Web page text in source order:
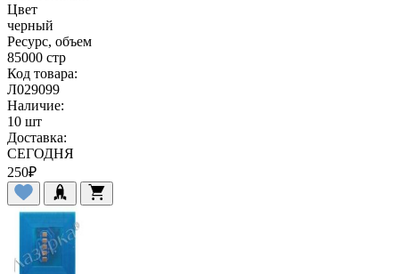
Цвет
черный
Ресурс, объем
85000 стр
Код товара:
Л029099
Наличие:
10 шт
Доставка:
СЕГОДНЯ
250₽